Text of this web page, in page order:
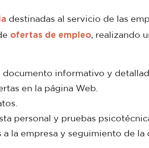
destinadas al servicio de las
ofertas de empleo, realizando
informativo y
en la página Web.
personal y pruebas
a la empresa y seguimiento de la